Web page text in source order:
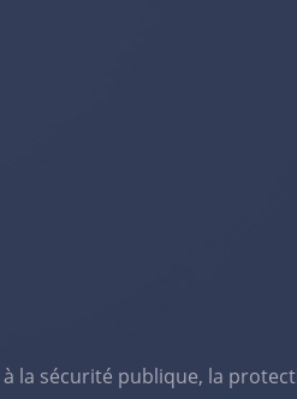
la sécurité publique, la